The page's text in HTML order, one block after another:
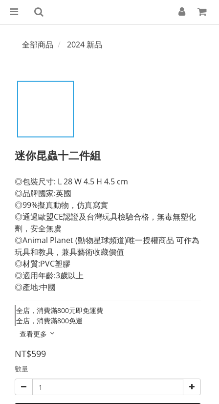
全部商品 2024 新品
迷你昆蟲十二件組
◎包裝尺寸: L 28 W 4.5 H 4.5 cm
◎品牌國家:英國
◎99%擬真動物，仿真寫實
◎通過歐盟CE認證及台灣玩具檢驗合格，無毒無塑化
劑，安全無虞
◎Animal Planet (動物星球頻道)唯一授權商品 可作為
玩具和教具，兼具藝術收藏價值
◎材質:PVC塑膠
◎適用年齡:3歲以上
◎產地:中國
全店，消費滿800元即免運費
全店，消費滿800免運
查看更多
NT$599
數量